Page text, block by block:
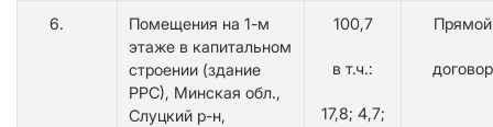
6.
Помещения на 1-м
этаже в капитальном
строении (здание
РРС), Минская обл.,
Слуцкий р-н,
100,7
в т.ч.:
17,8; 4,7;
Прямой
договор